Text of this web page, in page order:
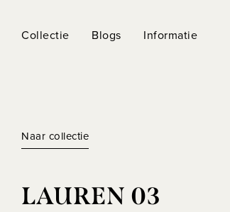
Collectie Blogs Informatie
Naar collectie
LAUREN 03